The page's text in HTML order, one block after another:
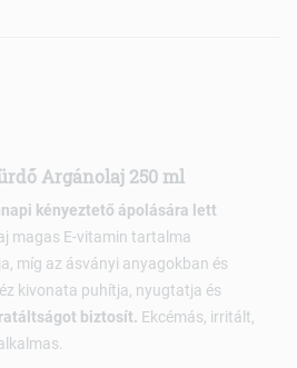
Argánolaj 250 ml
kényeztető ápolására lett
magas E-vitamin tartalma
míg az ásványi anyagokban és
kivonata puhítja, nyugtatja és
biztosít. Ekcémás, irritált,